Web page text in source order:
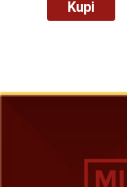
Kupi